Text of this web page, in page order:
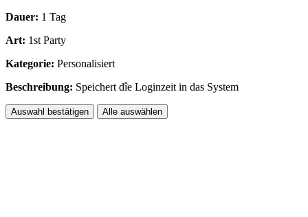
Dauer: 1 Tag
Art: 1st Party
Kategorie: Personalisiert
Beschreibung: Speichert dîe Loginzeit in das System
Auswahl bestätigen Alle auswählen